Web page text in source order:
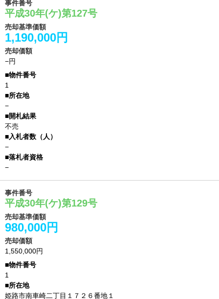
事件番号
平成30年(ケ)第127号
売却基準価額
1,190,000円
売却価額
−円
1
−
不売
−
−
事件番号
平成30年(ケ)第129号
売却基準価額
980,000円
売却価額
1,550,000円
1
姫路市南車崎二丁目１７２６番地１